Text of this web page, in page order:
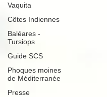
Vaquita
Côtes Indiennes
Baléares -
Tursiops
Guide SCS
Phoques moines
de Méditerranée
Presse